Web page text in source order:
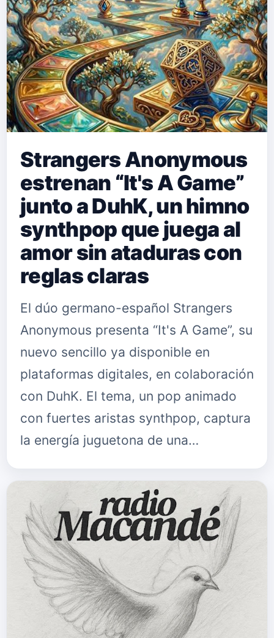
Strangers Anonymous
estrenan “It's A Game”
junto a DuhK, un himno
synthpop que juega al
amor sin ataduras con
reglas claras
El dúo germano-español Strangers
Anonymous presenta “It's A Game”, su
nuevo sencillo ya disponible en
plataformas digitales, en colaboración
con DuhK. El tema, un pop animado
con fuertes aristas synthpop, captura
la energía juguetona de una…